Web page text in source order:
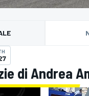
di Andrea